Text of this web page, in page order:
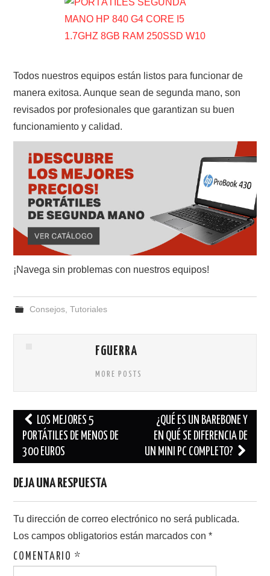
Todos nuestros equipos están listos para funcionar de
manera exitosa. Aunque sean de segunda mano, son
revisados por profesionales que garantizan su buen
funcionamiento y calidad.
¡Navega sin problemas con nuestros equipos!
Consejos, Tutoriales
FGUERRA
MORE POSTS
Navegación
de
entradas
LOS MEJORES 5
PORTÁTILES DE MENOS DE
300 EUROS
¿QUÉ ES UN BAREBONE Y
EN QUÉ SE DIFERENCIA DE
UN MINI PC COMPLETO?
DEJA UNA RESPUESTA
Tu dirección de correo electrónico no será publicada.
Los campos obligatorios están marcados con*
COMENTARIO*